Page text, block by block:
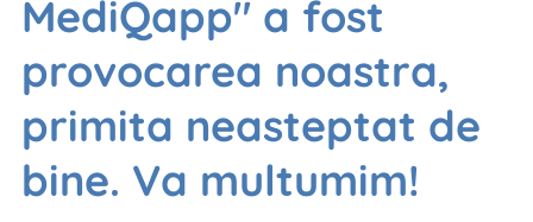
MediQapp" a fost
provocarea noastra,
primita neasteptat de
bine. Va multumim!